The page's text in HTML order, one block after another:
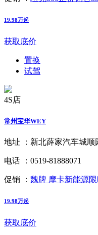
19.98万起
获取底价
置换
试驾
4S店
常州宝华WEY
地址 ： 新北薛家汽车城顺
电话 ： 0519-81888071
促销 ： 魏牌 摩卡新能源
19.98万起
获取底价